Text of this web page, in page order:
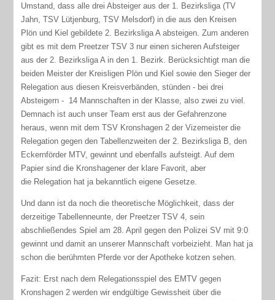
Umstand, dass alle drei Absteiger aus der 1. Bezirksliga (TV
Jahn, TSV Lütjenburg, TSV Melsdorf) in die aus den Kreisen
Plön und Kiel gebildete 2. Bezirksliga A absteigen. Zum anderen
gibt es mit dem Preetzer TSV 3 nur einen sicheren Aufsteiger
aus der 2. Bezirksliga A in den 1. Bezirk. Berücksichtigt man die
beiden Meister der Kreisligen Plön und Kiel sowie den Sieger der
Relegation aus diesen Kreisverbänden, stünden - bei drei
Absteigern - 14 Mannschaften in der Klasse, also zwei zu viel.
Demnach ist auch unser Team erst aus der Gefahrenzone
heraus, wenn mit dem TSV Kronshagen 2 der Vizemeister die
Relegation gegen den Tabellenzweiten der 2. Bezirksliga B, den
Eckernförder MTV, gewinnt und ebenfalls aufsteigt. Auf dem
Papier sind die Kronshagener der klare Favorit, aber
die Relegation hat ja bekanntlich eigene Gesetze.
Und dann ist da noch die theoretische Möglichkeit, dass der
derzeitige Tabellenneunte, der Preetzer TSV 4, sein
abschließendes Spiel am 28. April gegen den Polizei SV mit 9:0
gewinnt und damit an unserer Mannschaft vorbeizieht. Man hat ja
schon die berühmten Pferde vor der Apotheke kotzen sehen.
Fazit: Erst nach dem Relegationsspiel des EMTV gegen
Kronshagen 2 werden wir endgültige Gewissheit über die